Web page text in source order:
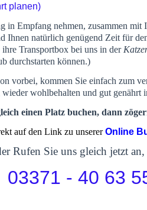
planen)
in Empfang nehmen, zusammen mit
Ihnen natürlich genügend Zeit für
Transportbox bei uns in der
durchstarten können.)
vorbei, kommen Sie einfach zum
wohlbehalten und gut genährt
einen Platz buchen, dann
auf den Link zu unsererOnline
Rufen Sie uns gleich jetzt an,
03371 - 40 63